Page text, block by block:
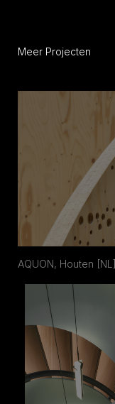
Meer Projecten
AQUON, Houten [NL]